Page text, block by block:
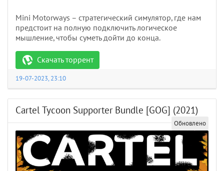
Mini Motorways – стратегический симулятор, где нам
предстоит на полную подключить логическое
мышление, чтобы суметь дойти до конца.
Скачать торрент
19-07-2023, 23:10
Cartel Tycoon Supporter Bundle [GOG] (2021)
Обновлено